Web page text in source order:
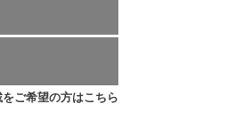
をご希望の方はこちら